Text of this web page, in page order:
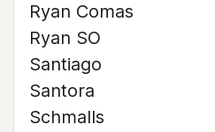
Ryan Comas
Ryan SO
Santiago
Santora
Schmalls